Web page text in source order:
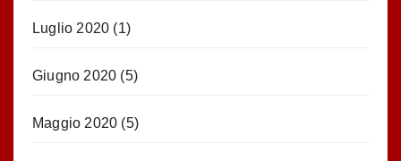
Luglio 2020 (1)
Giugno 2020 (5)
Maggio 2020 (5)